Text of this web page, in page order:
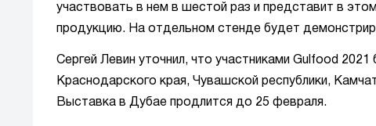
участвовать в нем в шестой раз и представит в
продукцию. На отдельном стенде будет
Сергей Левин уточнил, что участниками Gulfood
Краснодарского края, Чувашской республики,
Выставка в Дубае продлится до 25 февраля.